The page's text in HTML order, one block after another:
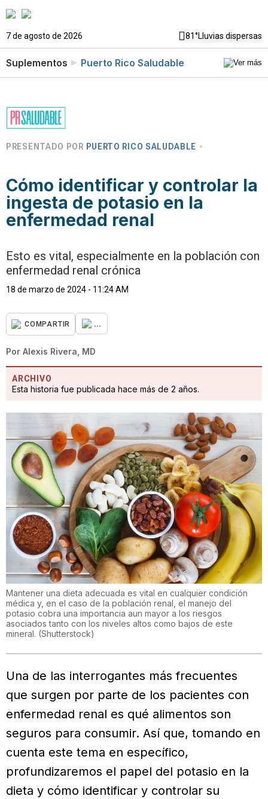
7 de agosto de 2026 81°Lluvias dispersas
Suplementos Puerto Rico Saludable
PRESENTADO POR PUERTO RICO SALUDABLE
Cómo identificar y controlar la
ingesta de potasio en la
enfermedad renal
Esto es vital, especialmente en la población con
enfermedad renal crónica
18 de marzo de 2024 - 11:24 AM
COMPARTIR ...
Por Alexis Rivera, MD
ARCHIVO
Esta historia fue publicada hace más de 2 años.
Mantener una dieta adecuada es vital en cualquier condición
médica y, en el caso de la población renal, el manejo del
potasio cobra una importancia aun mayor a los riesgos
asociados tanto con los niveles altos como bajos de este
mineral. (Shutterstock)
Una de las interrogantes más frecuentes
que surgen por parte de los pacientes con
enfermedad renal es qué alimentos son
seguros para consumir. Así que, tomando en
cuenta este tema en específico,
profundizaremos el papel del potasio en la
dieta y cómo identificar y controlar su